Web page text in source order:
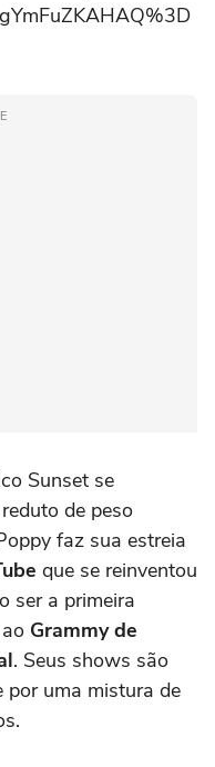
Sunset se
de peso
faz sua estreia
que se reinventou
ser a primeira
Grammy de
. Seus shows são
por uma mistura de